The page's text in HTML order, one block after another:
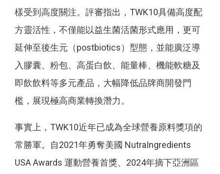
樣受到高度關注。評審指出，TWK10具備高度配
方靈活性，不僅能以益生菌活菌形式應用，更可
延伸至後生元（postbiotics）型態，並能廣泛導
入膠囊、粉包、高蛋白飲、能量棒、機能軟糖及
即飲飲料等多元產品，大幅降低品牌商開發門
檻，展現極高商業轉換潛力。
事實上，TWK10近年已成為全球營養原料獎項的
常勝軍。自2021年勇奪美國 NutraIngredients
USA Awards 運動營養首獎、2024年摘下亞洲區